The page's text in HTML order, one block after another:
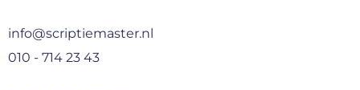
info@scriptiemaster.nl
010 - 714 23 43